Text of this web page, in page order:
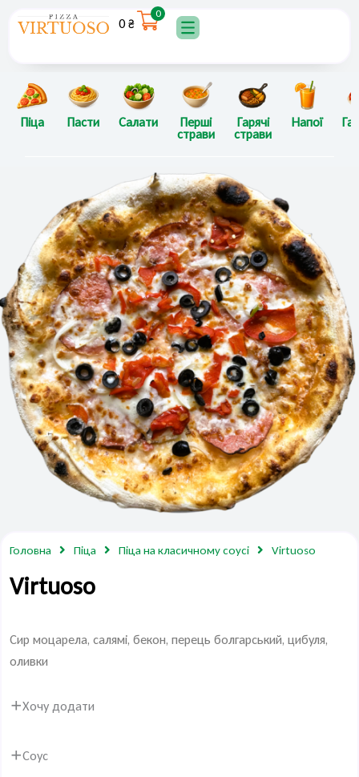
0₴
0
Піца Пасти Салати Перші
страви
Гарячі
страви
Напої
Головна Піца Піца на класичному соусі Virtuoso
Virtuoso
Сир моцарела, салямі, бекон, перець болгарський, цибуля,
оливки
Хочу додати
Соус
Virtuoso